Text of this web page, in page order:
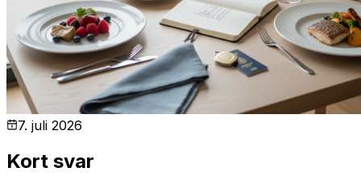
7. juli 2026
Kort svar